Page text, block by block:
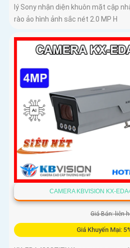
lý Sony nhận diện khuôn mặt cập
rào ảo hình ảnh sắc nét 2.0 MP H
CAMERA KBVISION KX-
Giá Bán: liên
Giá Khuyến Mại: